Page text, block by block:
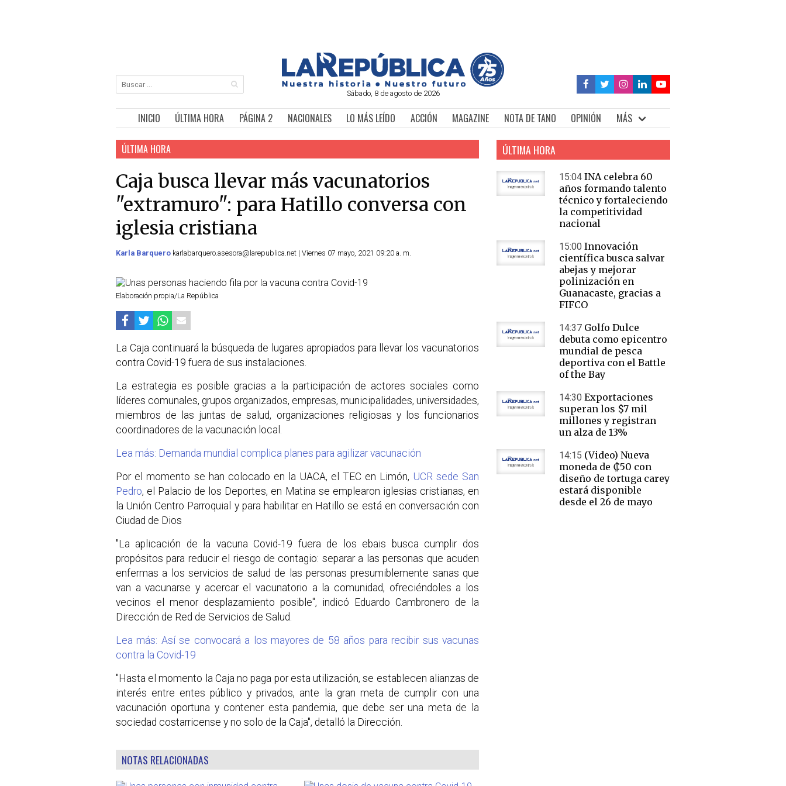
Sábado, 8 de agosto de 2026
INICIO ÚLTIMA HORA PÁGINA 2 NACIONALES LO MÁS LEÍDO ACCIÓN MAGAZINE NOTA DE TANO OPINIÓN MÁS
ÚLTIMA HORA
Caja busca llevar más vacunatorios
"extramuro": para Hatillo conversa con
iglesia cristiana
Karla Barquero karlabarquero.asesora@larepublica.net | Viernes 07 mayo, 2021 09:20 a. m.
Elaboración propia/La República
La Caja continuará la búsqueda de lugares apropiados para llevar los vacunatorios
contra Covid-19 fuera de sus instalaciones.
La estrategia es posible gracias a la participación de actores sociales como
líderes comunales, grupos organizados, empresas, municipalidades, universidades,
miembros de las juntas de salud, organizaciones religiosas y los funcionarios
coordinadores de la vacunación local.
Lea más: Demanda mundial complica planes para agilizar vacunación
Por el momento se han colocado en la UACA, el TEC en Limón, UCR sede San
Pedro, el Palacio de los Deportes, en Matina se emplearon iglesias cristianas, en
la Unión Centro Parroquial y para habilitar en Hatillo se está en conversación con
Ciudad de Dios
"La aplicación de la vacuna Covid-19 fuera de los ebais busca cumplir dos
propósitos para reducir el riesgo de contagio: separar a las personas que acuden
enfermas a los servicios de salud de las personas presumiblemente sanas que
van a vacunarse y acercar el vacunatorio a la comunidad, ofreciéndoles a los
vecinos el menor desplazamiento posible", indicó Eduardo Cambronero de la
Dirección de Red de Servicios de Salud.
Lea más: Así se convocará a los mayores de 58 años para recibir sus vacunas
contra la Covid-19
"Hasta el momento la Caja no paga por esta utilización, se establecen alianzas de
interés entre entes público y privados, ante la gran meta de cumplir con una
vacunación oportuna y contener esta pandemia, que debe ser una meta de la
sociedad costarricense y no solo de la Caja", detalló la Dirección.
NOTAS RELACIONADAS
ÚLTIMA HORA
15:04 INA celebra 60
años formando talento
técnico y fortaleciendo
la competitividad
nacional
15:00 Innovación
científica busca salvar
abejas y mejorar
polinización en
Guanacaste, gracias a
FIFCO
14:37 Golfo Dulce
debuta como epicentro
mundial de pesca
deportiva con el Battle
of the Bay
14:30 Exportaciones
superan los $7 mil
millones y registran
un alza de 13%
14:15 (Video) Nueva
moneda de ₡50 con
diseño de tortuga carey
estará disponible
desde el 26 de mayo